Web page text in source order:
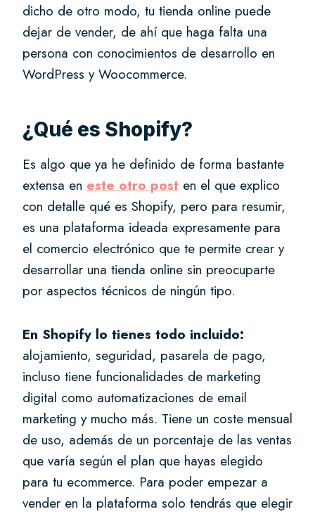
dicho de otro modo, tu tienda online puede
dejar de vender, de ahí que haga falta una
persona con conocimientos de desarrollo en
WordPress y Woocommerce.
¿Qué es Shopify?
Es algo que ya he definido de forma bastante
extensa en este otro post en el que explico
con detalle qué es Shopify, pero para resumir,
es una plataforma ideada expresamente para
el comercio electrónico que te permite crear y
desarrollar una tienda online sin preocuparte
por aspectos técnicos de ningún tipo.
En Shopify lo tienes todo incluido:
alojamiento, seguridad, pasarela de pago,
incluso tiene funcionalidades de marketing
digital como automatizaciones de email
marketing y mucho más. Tiene un coste mensual
de uso, además de un porcentaje de las ventas
que varía según el plan que hayas elegido
para tu ecommerce. Para poder empezar a
vender en la plataforma solo tendrás que elegir